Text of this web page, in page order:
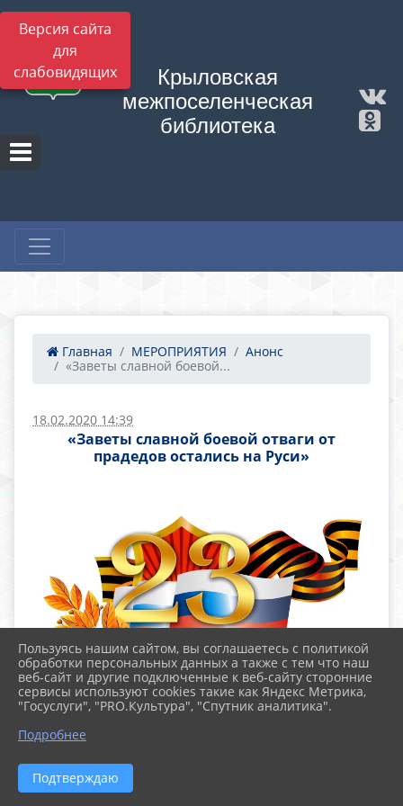
Версия сайта
для
слабовидящих
Крыловская
межпоселенческая
библиотека
Главная МЕРОПРИЯТИЯ
Анонс
«Заветы славной боевой...
18.02.2020 14:39
«Заветы славной боевой отваги от
прадедов остались на Руси»
Защитник Отечества. Чтобы быть умелым и
современную боевую технику, иметь
хорошую физическую подготовку, уметь
переносить тяготы армейской жизни. А еще
Пользуясь нашим сайтом, вы соглашаетесь с политикой
обработки персональных данных а также с тем что наш
веб-сайт и другие подключенные к веб-сайту сторонние
сервисы используют cookies такие как Яндекс Метрика,
"Госуслуги", "PRO.Культура", "Спутник аналитика".
Подробнее
Подтверждаю